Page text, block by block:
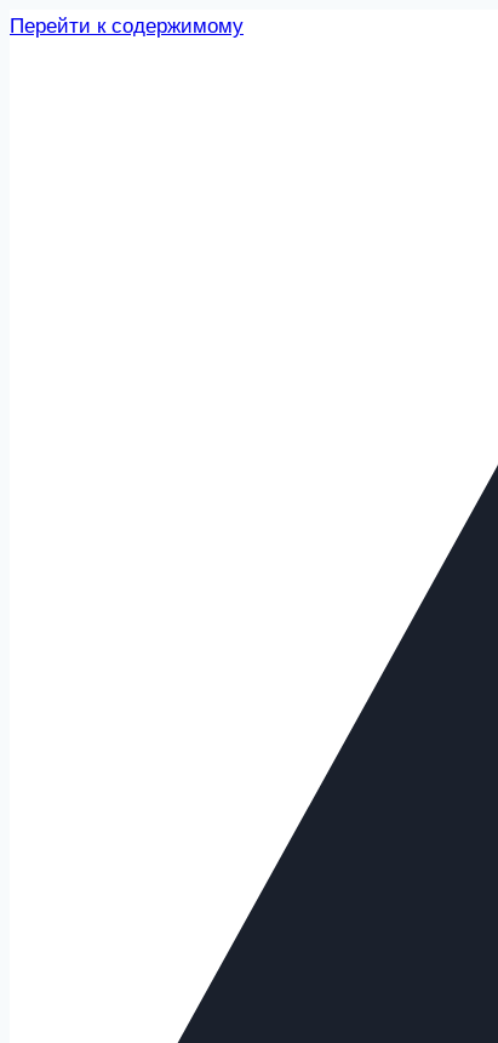
Перейти к содержимому